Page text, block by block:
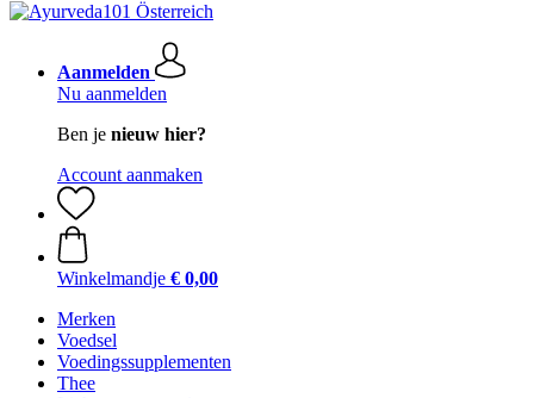
Aanmelden
Nu aanmelden
Ben je nieuw hier?
Account aanmaken
Winkelmandje € 0,00
Merken
Voedsel
Voedingssupplementen
Thee